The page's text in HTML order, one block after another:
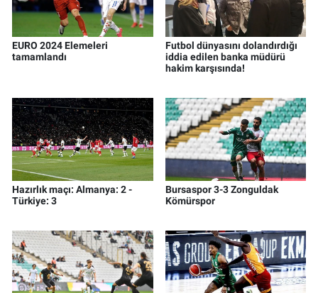
EURO 2024 Elemeleri
tamamlandı
Futbol dünyasını dolandırdığı
iddia edilen banka müdürü
hakim karşısında!
Hazırlık maçı: Almanya: 2 -
Türkiye: 3
Bursaspor 3-3 Zonguldak
Kömürspor